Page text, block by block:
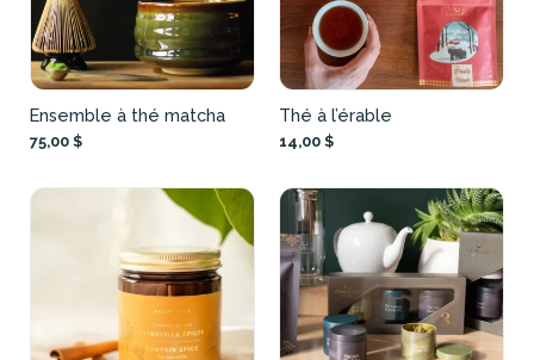
Ensemble à thé matcha
75,00 $
Thé à l’érable
14,00 $